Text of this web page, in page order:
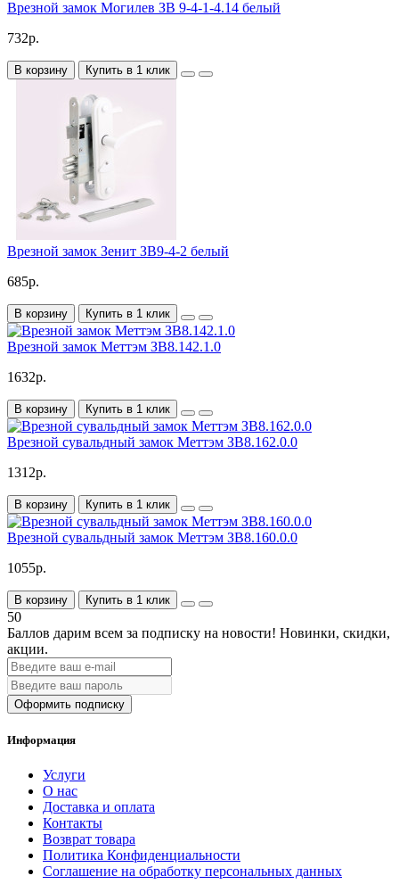
Врезной замок Могилев ЗВ 9-4-1-4.14 белый
732р.
В корзину Купить в 1 клик
Врезной замок Зенит ЗВ9-4-2 белый
685р.
В корзину Купить в 1 клик
Врезной замок Меттэм ЗВ8.142.1.0
1632р.
В корзину Купить в 1 клик
Врезной сувальдный замок Меттэм ЗВ8.162.0.0
1312р.
В корзину Купить в 1 клик
Врезной сувальдный замок Меттэм ЗВ8.160.0.0
1055р.
В корзину Купить в 1 клик
50
Баллов дарим всем за подписку на новости! Новинки, скидки,
акции.
Оформить подписку
Информация
Услуги
О нас
Доставка и оплата
Контакты
Возврат товара
Политика Конфиденциальности
Соглашение на обработку персональных данных